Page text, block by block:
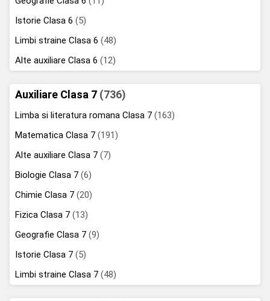
Istorie Clasa 6 (5)
Limbi straine Clasa 6 (48)
Alte auxiliare Clasa 6 (12)
Auxiliare Clasa 7 (736)
Limba si literatura romana Clasa 7 (163)
Matematica Clasa 7 (191)
Alte auxiliare Clasa 7 (7)
Biologie Clasa 7 (6)
Chimie Clasa 7 (20)
Fizica Clasa 7 (13)
Geografie Clasa 7 (9)
Istorie Clasa 7 (5)
Limbi straine Clasa 7 (48)